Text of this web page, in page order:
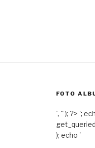
FOTO
', '' ); ?> ';
); echo '